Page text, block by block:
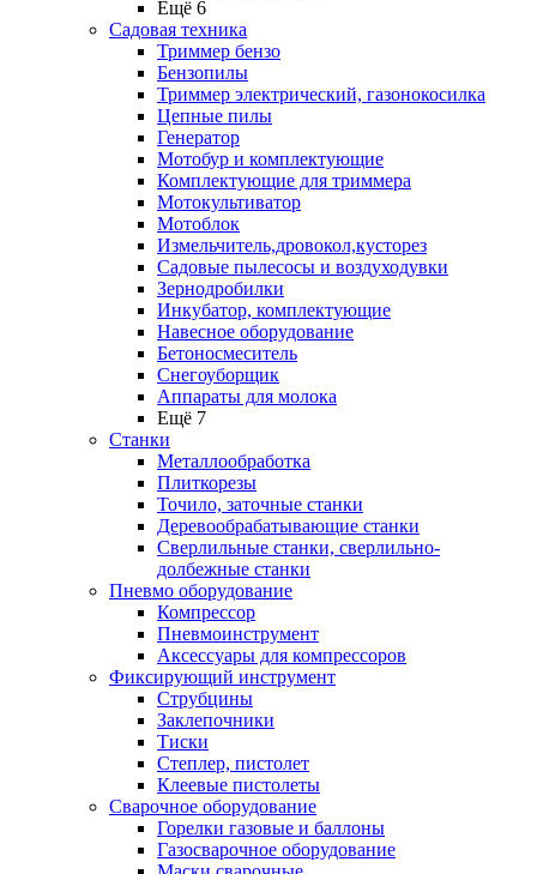
Ещё 6
Садовая техника
Триммер бензо
Бензопилы
Триммер электрический, газонокосилка
Цепные пилы
Генератор
Мотобур и комплектующие
Комплектующие для триммера
Мотокультиватор
Мотоблок
Измельчитель,дровокол,кусторез
Садовые пылесосы и воздуходувки
Зернодробилки
Инкубатор, комплектующие
Навесное оборудование
Бетоносмеситель
Снегоуборщик
Аппараты для молока
Ещё 7
Станки
Металлообработка
Плиткорезы
Точило, заточные станки
Деревообрабатывающие станки
Сверлильные станки, сверлильно-
долбежные станки
Пневмо оборудование
Компрессор
Пневмоинструмент
Аксессуары для компрессоров
Фиксирующий инструмент
Струбцины
Заклепочники
Тиски
Степлер, пистолет
Клеевые пистолеты
Сварочное оборудование
Горелки газовые и баллоны
Газосварочное оборудование